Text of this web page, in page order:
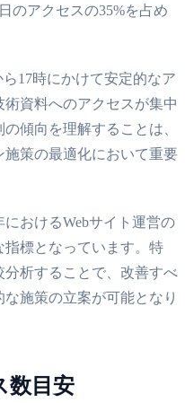
のアクセスの35%を占め
17時にかけて安定的なア
資料へのアクセスが集中
傾向を理解することは、
策の最適化において重要
おけるWebサイト運営の
標となっています。特
析することで、改善すべ
施策の立案が可能となり
数目安